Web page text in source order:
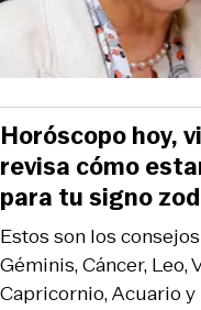
Estos son los
Géminis, Cáncer, Leo,
Capricornio, Acuario y
Horóscopo hoy,
revisa cómo
para tu signo